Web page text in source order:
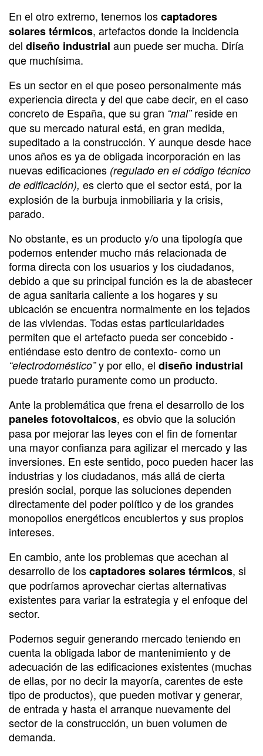
En el otro extremo, tenemos loscaptadores
solares térmicos, artefactos donde la incidencia
del diseño industrial aun puede ser mucha. Diría
que muchísima.
Es un sector en el que poseo personalmente más
experiencia directa y del que cabe decir, en el caso
concreto de España, que su gran “mal”reside en
que su mercado natural está, en gran medida,
supeditado a la construcción. Y aunque desde hace
unos años es ya de obligada incorporación en las
nuevas edificaciones (regulado en el código técnico
de edificación), es cierto que el sector está, por la
explosión de la burbuja inmobiliaria y la crisis,
parado.
No obstante, es un producto y/o una tipología que
podemos entender mucho más relacionada de
forma directa con los usuarios y los ciudadanos,
debido a que su principal función es la de abastecer
de agua sanitaria caliente a los hogares y su
ubicación se encuentra normalmente en los tejados
de las viviendas. Todas estas particularidades
permiten que el artefacto pueda ser concebido -
entiéndase esto dentro de contexto- como un
“electrodoméstico”y por ello, el diseño industrial
puede tratarlo puramente como un producto.
Ante la problemática que frena el desarrollo de los
paneles fotovoltaicos, es obvio que la solución
pasa por mejorar las leyes con el fin de fomentar
una mayor confianza para agilizar el mercado y las
inversiones. En este sentido, poco pueden hacer las
industrias y los ciudadanos, más allá de cierta
presión social, porque las soluciones dependen
directamente del poder político y de los grandes
monopolios energéticos encubiertos y sus propios
intereses.
En cambio, ante los problemas que acechan al
desarrollo de loscaptadores solares térmicos, si
que podríamos aprovechar ciertas alternativas
existentes para variar la estrategia y el enfoque del
sector.
Podemos seguir generando mercado teniendo en
cuenta la obligada labor de mantenimiento y de
adecuación de las edificaciones existentes (muchas
de ellas, por no decir la mayoría, carentes de este
tipo de productos), que pueden motivar y generar,
de entrada y hasta el arranque nuevamente del
sector de la construcción, un buen volumen de
demanda.